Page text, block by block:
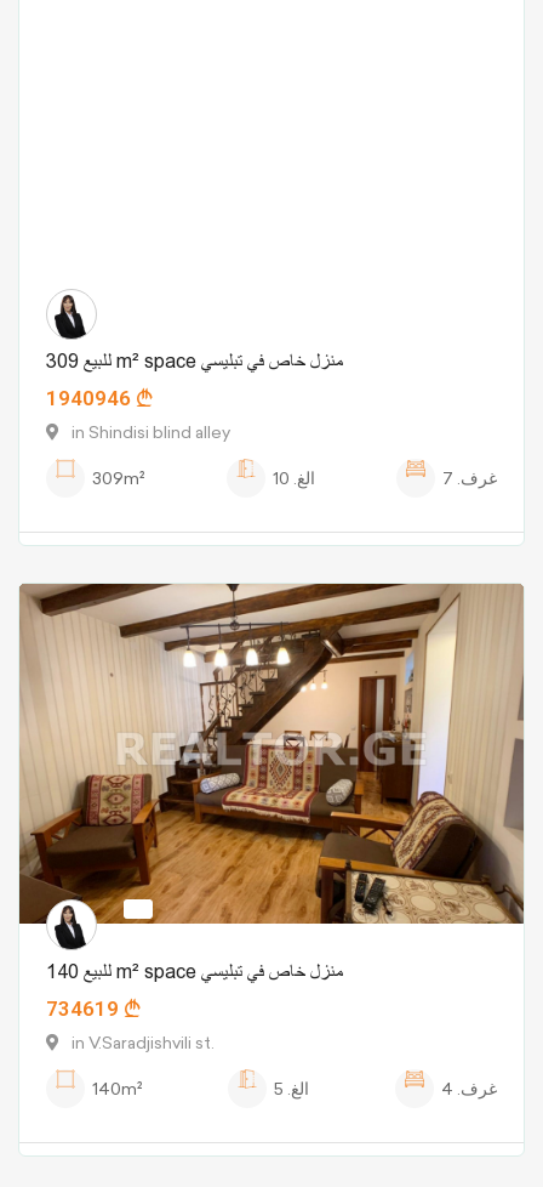
للبيع 309 m² space منزل خاص في تبليسي
1940946
in Shindisi blind alley
309m²
الغ. 10 غرف. 7
للبيع 140 m² space منزل خاص في تبليسي
734619
in V.Saradjishvili st.
140m²
الغ. 5 غرف. 4